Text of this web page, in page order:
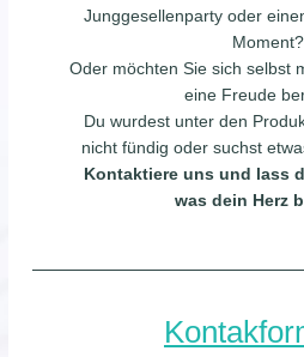
Junggesellenparty oder
Moment?
Oder möchten Sie sich selbst
eine Freude
Du wurdest unter den
nicht fündig oder suchst
Kontaktiere uns und lass
was dein Herz